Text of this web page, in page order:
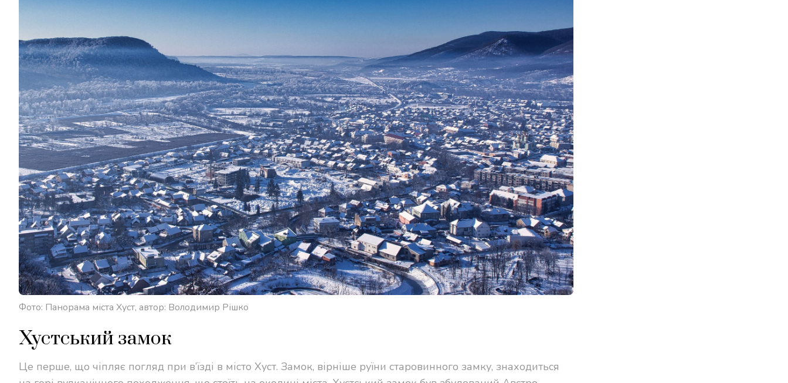
Фото: Панорама міста Хуст, автор: Володимир Рішко
Хустський замок
Це перше, що чіпляє погляд при в’їзді в місто Хуст. Замок, вірніше руїни старовинного замку, знаходиться